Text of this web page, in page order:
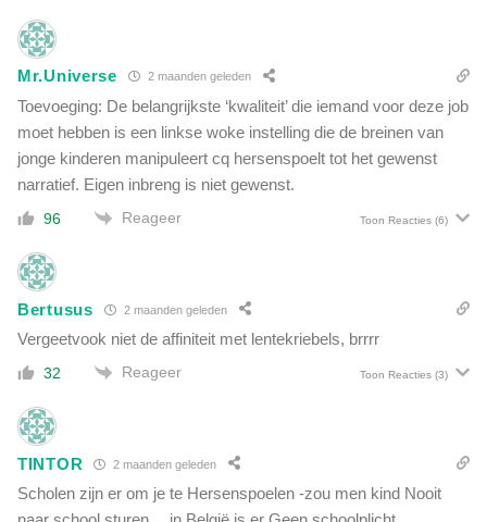
r
i
e
n
o
i
v
r
t
d
e
n
w
a
e
r
b
r
g
e
n
e
c
h
?
Mr.Universe 2 maanden geleden
Toevoeging: De belangrijkste ‘kwaliteit’ die iemand voor deze job
moet hebben is een linkse woke instelling die de breinen van
jonge kinderen manipuleert cq hersenspoelt tot het gewenst
narratief. Eigen inbreng is niet gewenst.
96 Reageer Toon Reacties (6)
Bertusus 2 maanden geleden
Vergeetvook niet de affiniteit met lentekriebels, brrrr
32 Reageer Toon Reacties (3)
TINTOR 2 maanden geleden
Scholen zijn er om je te Hersenspoelen -zou men kind Nooit